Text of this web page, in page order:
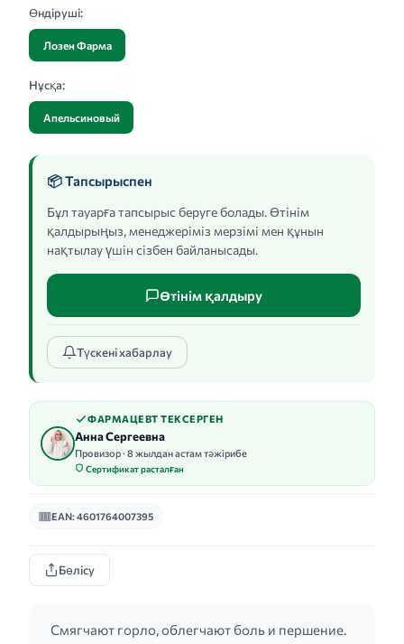
Өндіруші:
Лозен Фарма
Нұсқа:
Апельсиновый
📦 Тапсырыспен
Бұл тауарға тапсырыс беруге болады. Өтінім
қалдырыңыз, менеджеріміз мерзімі мен құнын
нақтылау үшін сізбен байланысады.
Өтінім қалдыру
Түскені хабарлау
ФАРМАЦЕВТ ТЕКСЕРГЕН
Анна Сергеевна
Провизор · 8 жылдан астам тәжірибе
Сертификат расталған
EAN: 4601764007395
Бөлісу
Смягчают горло, облегчают боль и першение.